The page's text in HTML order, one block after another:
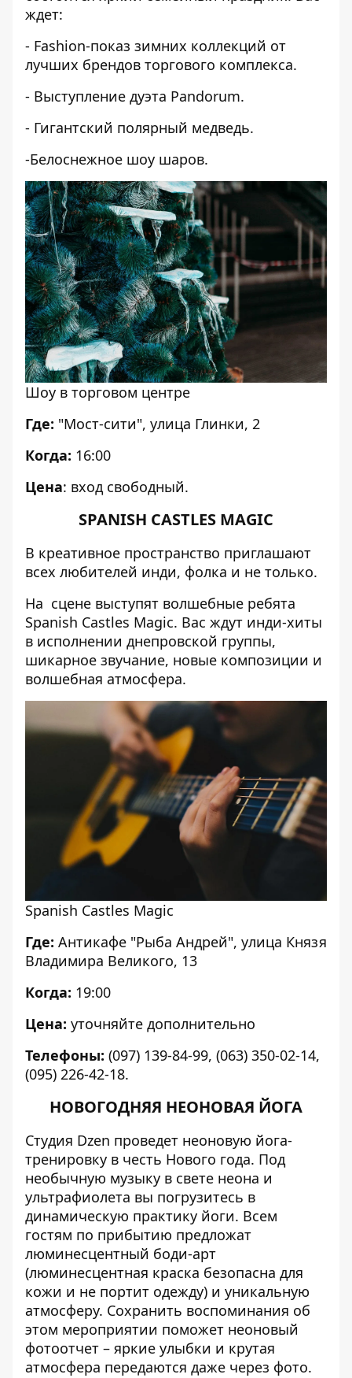
ждет:
- Fashion-показ зимних коллекций от
лучших брендов торгового комплекса.
- Выступление дуэта Pandorum.
- Гигантский полярный медведь.
-Белоснежное шоу шаров.
Шоу в торговом центре
Где: "Мост-сити", улица Глинки, 2
Когда: 16:00
Цена: вход свободный.
SPANISH CASTLES MAGIC
В креативное пространство приглашают
всех любителей инди, фолка и не только.
На сцене выступят волшебные ребята
Spanish Castles Magic. Вас ждут инди-хиты
в исполнении днепровской группы,
шикарное звучание, новые композиции и
волшебная атмосфера.
Spanish Castles Magic
Где: Антикафе "Рыба Андрей", улица Князя
Владимира Великого, 13
Когда: 19:00
Цена: уточняйте дополнительно
Телефоны: (097) 139-84-99, (063) 350-02-14,
(095) 226-42-18.
НОВОГОДНЯЯ НЕОНОВАЯ ЙОГА
Студия Dzen проведет неоновую йога-
тренировку в честь Нового года. Под
необычную музыку в свете неона и
ультрафиолета вы погрузитесь в
динамическую практику йоги. Всем
гостям по прибытию предложат
люминесцентный боди-арт
(люминесцентная краска безопасна для
кожи и не портит одежду) и уникальную
атмосферу. Сохранить воспоминания об
этом мероприятии поможет неоновый
фотоотчет – яркие улыбки и крутая
атмосфера передаются даже через фото.